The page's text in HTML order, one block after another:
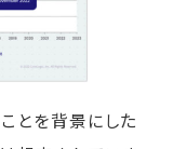
とを背景にした